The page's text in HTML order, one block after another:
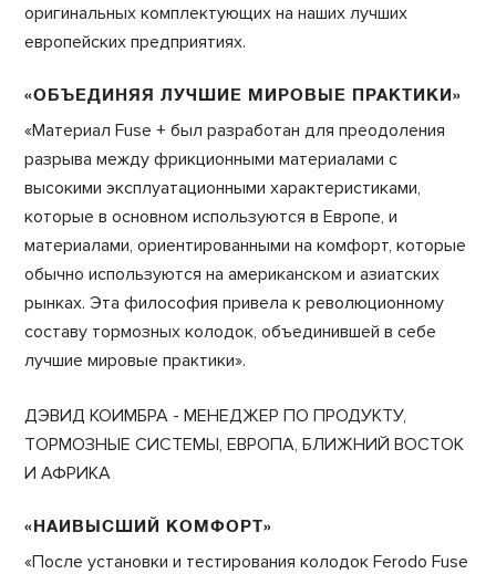
оригинальных комплектующих на наших лучших
европейских предприятиях.
«ОБЪЕДИНЯЯ ЛУЧШИЕ МИРОВЫЕ ПРАКТИКИ»
«Материал Fuse + был разработан для преодоления
разрыва между фрикционными материалами с
высокими эксплуатационными характеристиками,
которые в основном используются в Европе, и
материалами, ориентированными на комфорт, которые
обычно используются на американском и азиатских
рынках. Эта философия привела к революционному
составу тормозных колодок, объединившей в себе
лучшие мировые практики».
ДЭВИД КОИМБРА - МЕНЕДЖЕР ПО ПРОДУКТУ,
ТОРМОЗНЫЕ СИСТЕМЫ, ЕВРОПА, БЛИЖНИЙ ВОСТОК
И АФРИКА
«НАИВЫСШИЙ КОМФОРТ»
«После установки и тестирования колодок Ferodo Fuse